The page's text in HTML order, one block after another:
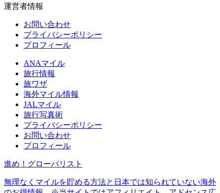
運営者情報
お問い合わせ
プライバシーポリシー
プロフィール
ANAマイル
旅行情報
旅ワザ
海外マイル情報
JALマイル
旅行写真術
プライバシーポリシー
お問い合わせ
プロフィール
進め！グローバリスト
無理なくマイルを貯める方法と日本では知られていない海外